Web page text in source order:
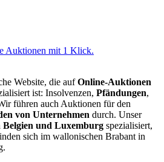
Website, die aufOnline-Auktionen
ist: Insolvenzen, Pfändungen,
führen auch Auktionen für den
von Unternehmen durch. Unser
und Luxemburg spezialisiert,
sich im wallonischen Brabant in